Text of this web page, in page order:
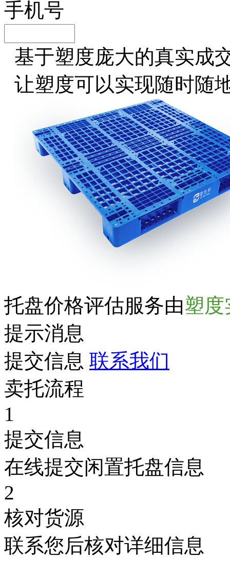
手机号
基于塑度庞大的真实成
让塑度可以实现随时随
托盘价格评估服务由塑度
提示消息
提交信息 联系我们
卖托流程
1
提交信息
在线提交闲置托盘信息
2
核对货源
联系您后核对详细信息